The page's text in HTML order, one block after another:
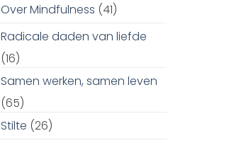
Over Mindfulness (41)
Radicale daden van liefde
(16)
Samen werken, samen leven
(65)
Stilte (26)